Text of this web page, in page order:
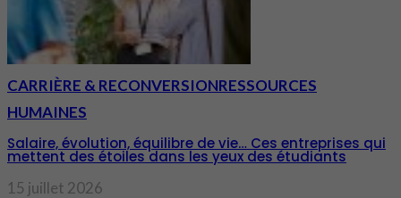
CARRIÈRE & RECONVERSIONRESSOURCES
HUMAINES
Salaire, évolution, équilibre de vie… Ces entreprises qui
mettent des étoiles dans les yeux des étudiants
15 juillet 2026